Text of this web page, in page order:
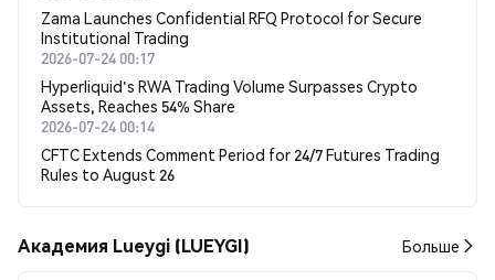
Zama Launches Confidential RFQ Protocol for Secure
Institutional Trading
2026-07-24 00:17
Hyperliquid's RWA Trading Volume Surpasses Crypto
Assets, Reaches 54% Share
2026-07-24 00:14
CFTC Extends Comment Period for 24/7 Futures Trading
Rules to August 26
Академия Lueygi (LUEYGI) Больше